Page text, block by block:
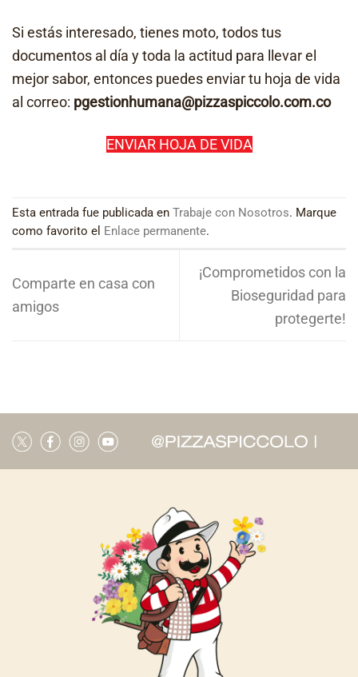
Si estás interesado, tienes moto, todos tus
documentos al día y toda la actitud para llevar el
mejor sabor, entonces puedes enviar tu hoja de vida
al correo: pgestionhumana@pizzaspiccolo.com.co
ENVIAR HOJA DE VIDA
Esta entrada fue publicada en Trabaje con Nosotros. Marque
como favorito el Enlace permanente.
Comparte en casa con
amigos
¡Comprometidos con la
Bioseguridad para
protegerte!